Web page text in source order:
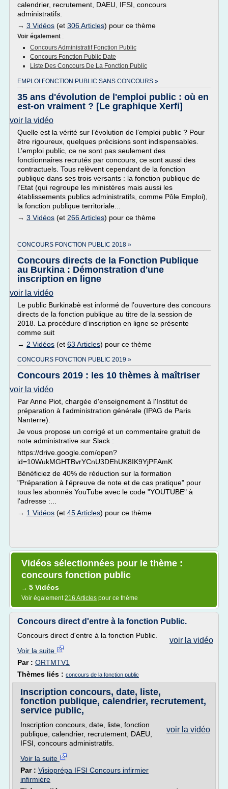
calendrier, recrutement, DAEU, IFSI, concours
administratifs.
→ 3 Vidéos (et 306 Articles) pour ce thème
Voir également :
Concours Administratif Fonction Public
Concours Fonction Public Date
Liste Des Concours De La Fonction Public
EMPLOI FONCTION PUBLIC SANS CONCOURS »
35 ans d'évolution de l'emploi public : où en
est-on vraiment ? [Le graphique Xerfi]
voir la vidéo
Quelle est la vérité sur l’évolution de l’emploi public ? Pour
être rigoureux, quelques précisions sont indispensables.
L’emploi public, ce ne sont pas seulement des
fonctionnaires recrutés par concours, ce sont aussi des
contractuels. Tous relèvent cependant de la fonction
publique dans ses trois versants : la fonction publique de
l’Etat (qui regroupe les ministères mais aussi les
établissements publics administratifs, comme Pôle Emploi),
la fonction publique territoriale...
→ 3 Vidéos (et 266 Articles) pour ce thème
CONCOURS FONCTION PUBLIC 2018 »
Concours directs de la Fonction Publique
au Burkina : Démonstration d'une
inscription en ligne
voir la vidéo
Le public Burkinabè est informé de l’ouverture des concours
directs de la fonction publique au titre de la session de
2018. La procédure d’inscription en ligne se présente
comme suit
→ 2 Vidéos (et 63 Articles) pour ce thème
CONCOURS FONCTION PUBLIC 2019 »
Concours 2019 : les 10 thèmes à maîtriser
voir la vidéo
Par Anne Piot, chargée d'enseignement à l'Institut de
préparation à l'administration générale (IPAG de Paris
Nanterre).
Je vous propose un corrigé et un commentaire gratuit de
note administrative sur Slack :
https://drive.google.com/open?
id=10WukMGHTBvrYCnU3DEhUK8IK9YjPFAmK
Bénéficiez de 40% de réduction sur la formation
"Préparation à l'épreuve de note et de cas pratique" pour
tous les abonnés YouTube avec le code "YOUTUBE" à
l'adresse :...
→ 1 Vidéos (et 45 Articles) pour ce thème
Vidéos sélectionnées pour le thème :
concours fonction public
→ 5 Vidéos
Voir également216 Articles pour ce thème
Concours direct d'entre à la fonction Public.
voir la vidéo
Concours direct d'entre à la fonction Public.
Voir la suite
Par : ORTMTV1
Thèmes liés : concours de la fonction public
Inscription concours, date, liste,
fonction publique, calendrier, recrutement,
service public,
voir la vidéo
Inscription concours, date, liste, fonction
publique, calendrier, recrutement, DAEU,
IFSI, concours administratifs.
Voir la suite
Par : Visioprépa IFSI Concours infirmier
infirmière